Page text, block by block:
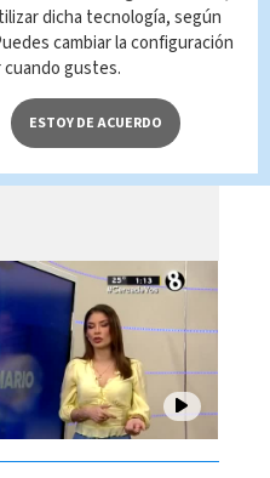
con Paula
2026
dicha tecnología, según
cambiar la configuración
gustes.
ESTOY DE ACUERDO